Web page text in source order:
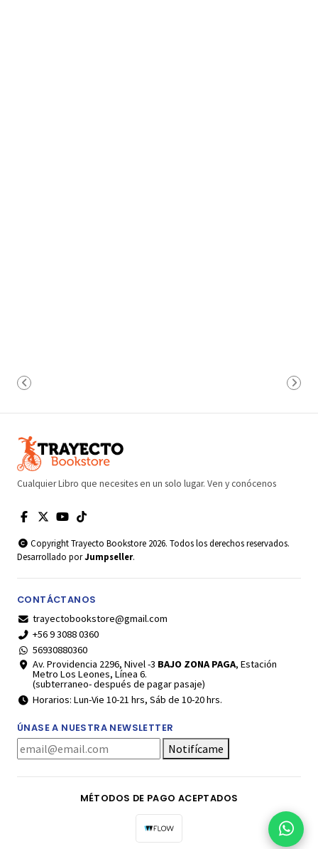
Cualquier Libro que necesites en un solo lugar. Ven y conócenos
Copyright Trayecto Bookstore 2026. Todos los derechos reservados.
Desarrollado porJumpseller.
CONTÁCTANOS
trayectobookstore@gmail.com
+56 9 3088 0360
56930880360
Av. Providencia 2296, Nivel -3 BAJO ZONA PAGA, Estación
Metro Los Leones, Línea 6.
(subterraneo- después de pagar pasaje)
Horarios: Lun-Vie 10-21 hrs, Sáb de 10-20 hrs.
ÚNASE A NUESTRA NEWSLETTER
Notifícame
MÉTODOS DE PAGO ACEPTADOS